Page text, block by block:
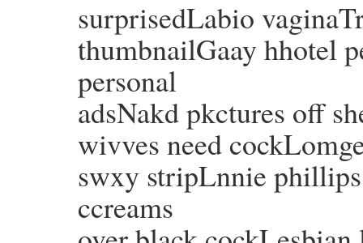
surprisedLabio
thumbnailGaay hhotel
personal
adsNakd pkctures off
wivves need
swxy stripLnnie
ccreams